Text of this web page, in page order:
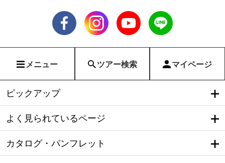
メニュー ツアー検索 マイページ
ピックアップ
よく見られているページ
カタログ・パンフレット